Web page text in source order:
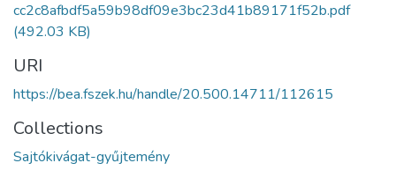
cc2c8afbdf5a59b98df09e3bc23d41b89171f52b.pdf
(492.03 KB)
URI
https://bea.fszek.hu/handle/20.500.14711/112615
Collections
Sajtókivágat-gyűjtemény